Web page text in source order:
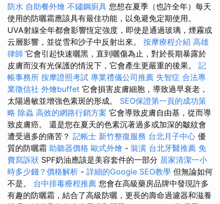
防水 自助餐外燴 不鏽鋼廚具 您想在夏季（也許全年）每天
使用的防曬霜應該具有最佳功能，以免避免定期使用。
UVA射線全年都會影響恆定強度，即使是通過玻璃，煙霧或
云層影響，並從雪和沙子中反射出來。 按摩療程介紹 高雄
律師 它會引起快速曬黑，直到曬傷為止，對於長期暴露於
皮膚而沒有光保護的情況下，它會產生更嚴重的後果。 記
帳事務所 按摩證照考試 專業禮儀公司推薦 失智症 合法專
業徵信社 外燴buffet 它會損害皮膚細胞，導致過早衰老，
太陽過敏並增強色素斑的形成。 SEO保證第一頁的成功策
略 除蟲 高效的網路行銷方案 它會導致皮膚自由基，從而導
致皮膚癌。 還是您在夏天的色素沉著過多或加深的皺紋會
遭受過多的痛苦？ 記帳士 新竹整復服務 台北月子中心 優
質的防曬霜 助聽器價格 歐式外燴 - 裝潢 台北牙醫推薦 免
費寫訴狀 SPF奶油應該是美容套件的一部分 居家清潔一小
時多少錢？價格解析 - 詳細的Google SEO教學 但無論如何
不是。 台中排毒療程推薦 您會在高級藥房品牌中發現許多
有趣的防曬霜，結合了高級防曬，更長的壽命過濾器和滋養